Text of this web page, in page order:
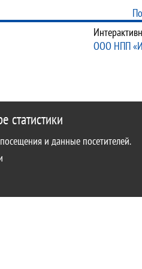
ООО НПП
статистики
и данные посетителей.